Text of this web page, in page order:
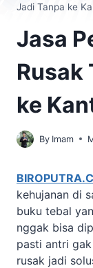
Jadi Tanpa ke
Jasa
Rusak
ke
By Imam
kehujanan di
buku tebal
nggak bisa
pasti antri
rusak jadi